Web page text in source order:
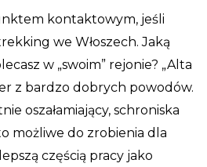
kontaktowym, jeśli
we Włoszech. Jaką
w „swoim” rejonie? „Alta
z bardzo dobrych powodów.
oszałamiający, schroniska
możliwe do zrobienia dla
częścią pracy jako